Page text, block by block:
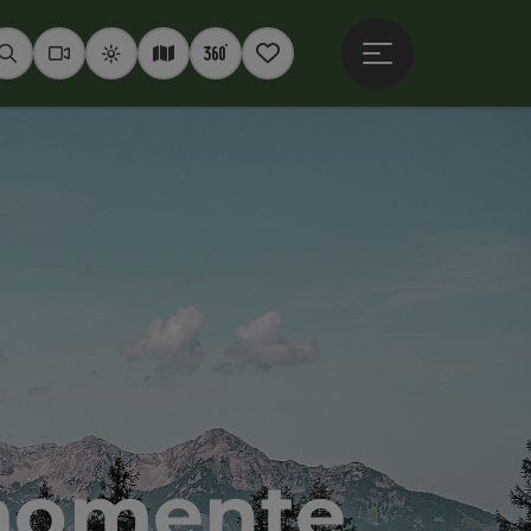
SuchenWebcams
WetterInteraktive Karte
360° Panoramen
Merkzettel